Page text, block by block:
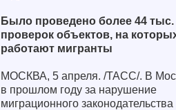
Было проведено более 44 тыс.
проверок объектов, на
работают мигранты
МОСКВА, 5 апреля. /ТАСС/. В
в прошлом году за нарушение
миграционного законодательства